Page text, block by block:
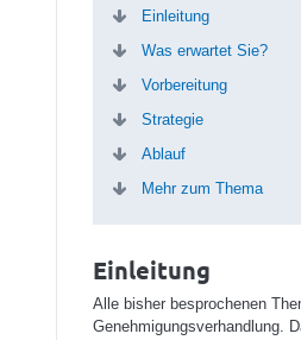
Einleitung
Was erwartet Sie?
Vorbereitung
Strategie
Ablauf
Mehr zum Thema
Einleitung
Alle bisher besprochenen
Genehmigungsverhandlung.